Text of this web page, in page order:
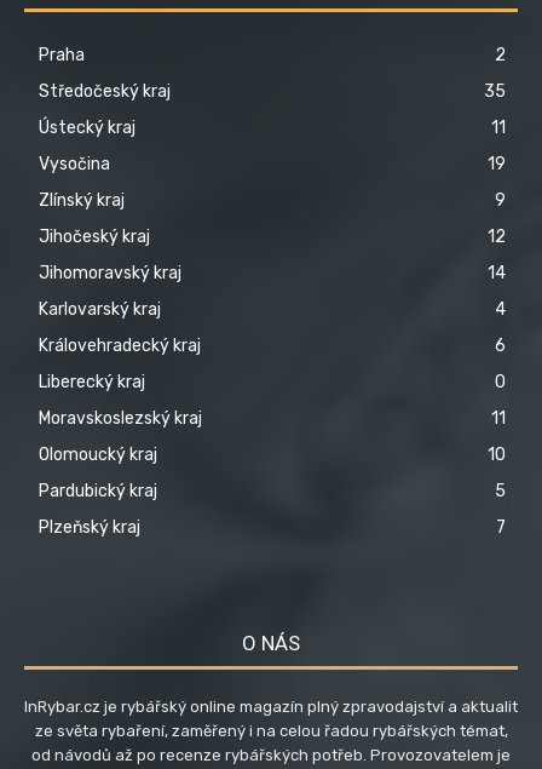
Praha
2
Středočeský kraj
35
Ústecký kraj
11
Vysočina
19
Zlínský kraj
9
Jihočeský kraj
12
Jihomoravský kraj
14
Karlovarský kraj
4
Královehradecký kraj
6
Liberecký kraj
0
Moravskoslezský kraj
11
Olomoucký kraj
10
Pardubický kraj
5
Plzeňský kraj
7
O NÁS
InRybar.cz je rybářský online magazín plný zpravodajství a aktualit
ze světa rybaření, zaměřený i na celou řadou rybářských témat,
od návodů až po recenze rybářských potřeb. Provozovatelem je